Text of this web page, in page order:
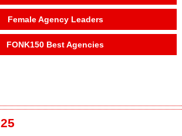
Female Agency Leaders
FONK150 Best Agencies